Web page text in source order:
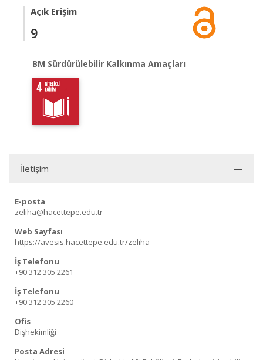
Açık Erişim
9
BM Sürdürülebilir Kalkınma Amaçları
İletişim
E-posta
zeliha@hacettepe.edu.tr
Web Sayfası
https://avesis.hacettepe.edu.tr/zeliha
İş Telefonu
+90 312 305 2261
İş Telefonu
+90 312 305 2260
Ofis
Dişhekimliği
Posta Adresi